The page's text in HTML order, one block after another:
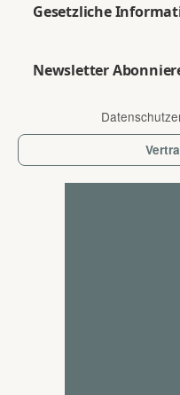
Gesetzliche
Newsletter